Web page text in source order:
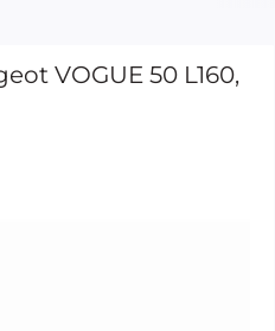
VOGUE 50 L160,